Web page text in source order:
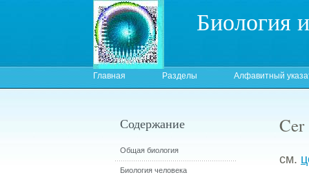
Биология
Главная Разделы Алфавитный
Cer
см.
Содержание
Общая биология
Биология человека